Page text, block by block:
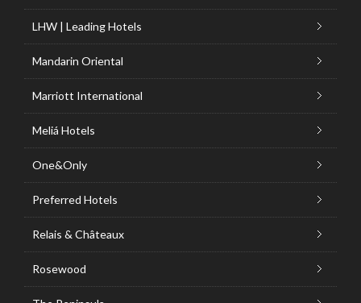
LHW | Leading Hotels
Mandarin Oriental
Marriott International
Meliá Hotels
One&Only
Preferred Hotels
Relais & Châteaux
Rosewood